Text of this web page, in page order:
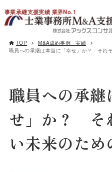
事業承継支援実績 業界No.1
TOP
M&A成約事例・実績
職員への承継は本当に「幸せ」か？ それ
職員への承
せ」か？ そ
い未来のため